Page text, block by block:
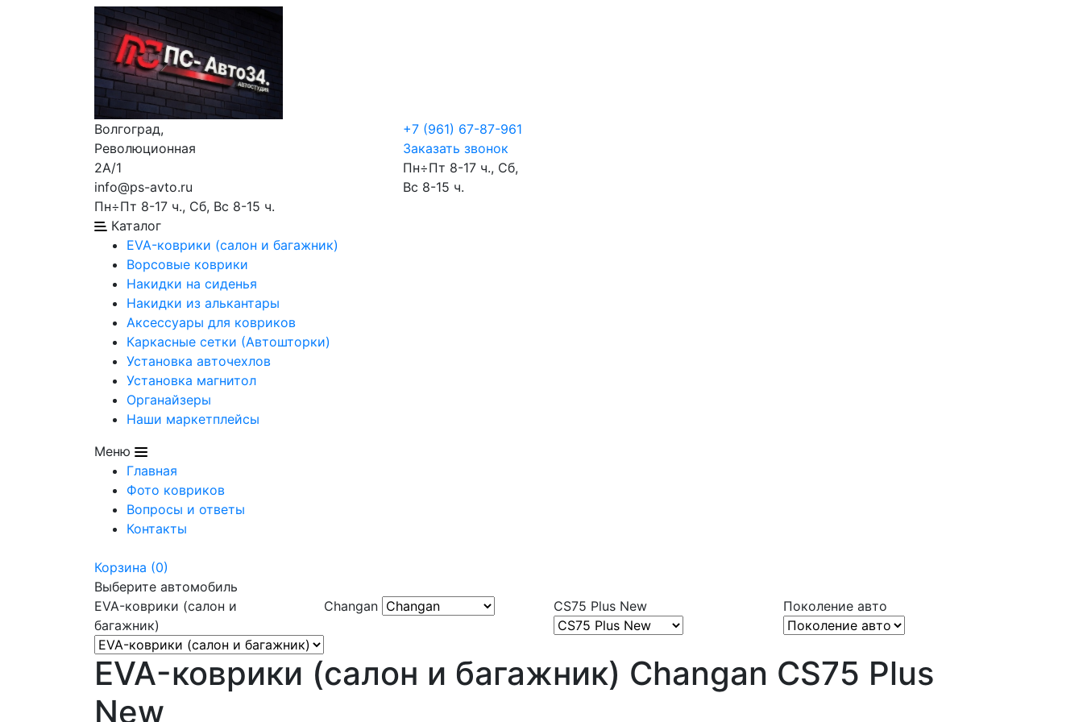
Волгоград,
Революционная
2А/1
info@ps-avto.ru
+7 (961) 67-87-961
Заказать звонок
Пн÷Пт 8-17 ч., Сб,
Вс 8-15 ч.
Пн÷Пт 8-17 ч., Сб, Вс 8-15 ч.
Каталог
EVA-коврики (салон и багажник)
Ворсовые коврики
Накидки на сиденья
Накидки из алькантары
Аксессуары для ковриков
Каркасные сетки (Автошторки)
Установка авточехлов
Установка магнитол
Органайзеры
Наши маркетплейсы
Меню
Главная
Фото ковриков
Вопросы и ответы
Контакты
Корзина (0)
Выберите автомобиль
EVA-коврики (салон и
багажник)
Changan CS75 Plus New Поколение авто
EVA-коврики (салон и багажник) Changan CS75 Plus
New